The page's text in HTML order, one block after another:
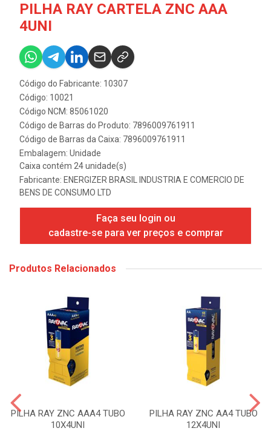
PILHA RAY CARTELA ZNC AAA
4UNI
Código do Fabricante: 10307
Código: 10021
Código NCM: 85061020
Código de Barras do Produto: 7896009761911
Código de Barras da Caixa: 7896009761911
Embalagem: Unidade
Caixa contém 24 unidade(s)
Fabricante: ENERGIZER BRASIL INDUSTRIA E COMERCIO DE
BENS DE CONSUMO LTD
Faça seu login ou
cadastre-se para ver preços e comprar
Produtos Relacionados
PILHA RAY ZNC AAA4 TUBO
10X4UNI
PILHA RAY ZNC AA4 TUBO
12X4UNI